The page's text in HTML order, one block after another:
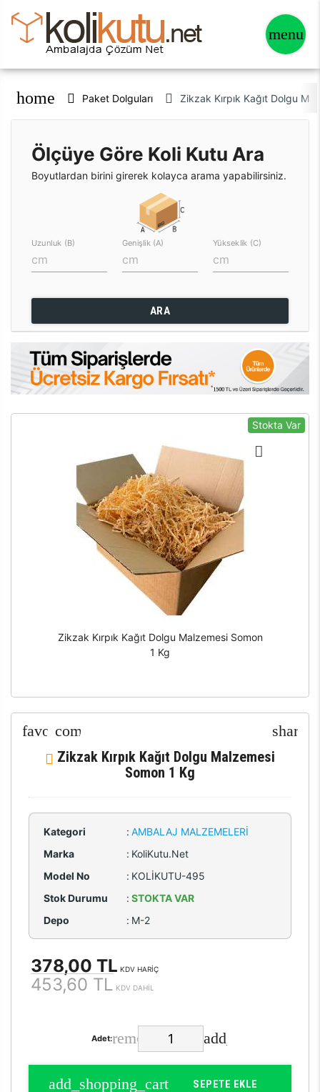
home Paket Dolguları Zikzak Kırpık Kağıt Dolgu
Ölçüye Göre Koli Kutu Ara
Boyutlardan birini girerek kolayca arama yapabilirsiniz.
Uzunluk (B) Genişlik (A) Yükseklik (C)
ARA
Stokta Var
Zikzak Kırpık Kağıt Dolgu Malzemesi Somon
1 Kg
Zikzak Kırpık Kağıt Dolgu Malzemesi
Somon 1 Kg
Kategori : AMBALAJ MALZEMELERI
Marka
: KoliKutu.Net
Model No
: KOLİKUTU-495
Stok Durumu
: STOKTA VAR
Depo
: M-2
378,00 TL KDV HARİÇ
453,60 TL KDV DAHİL
Adet:
SEPETE EKLE